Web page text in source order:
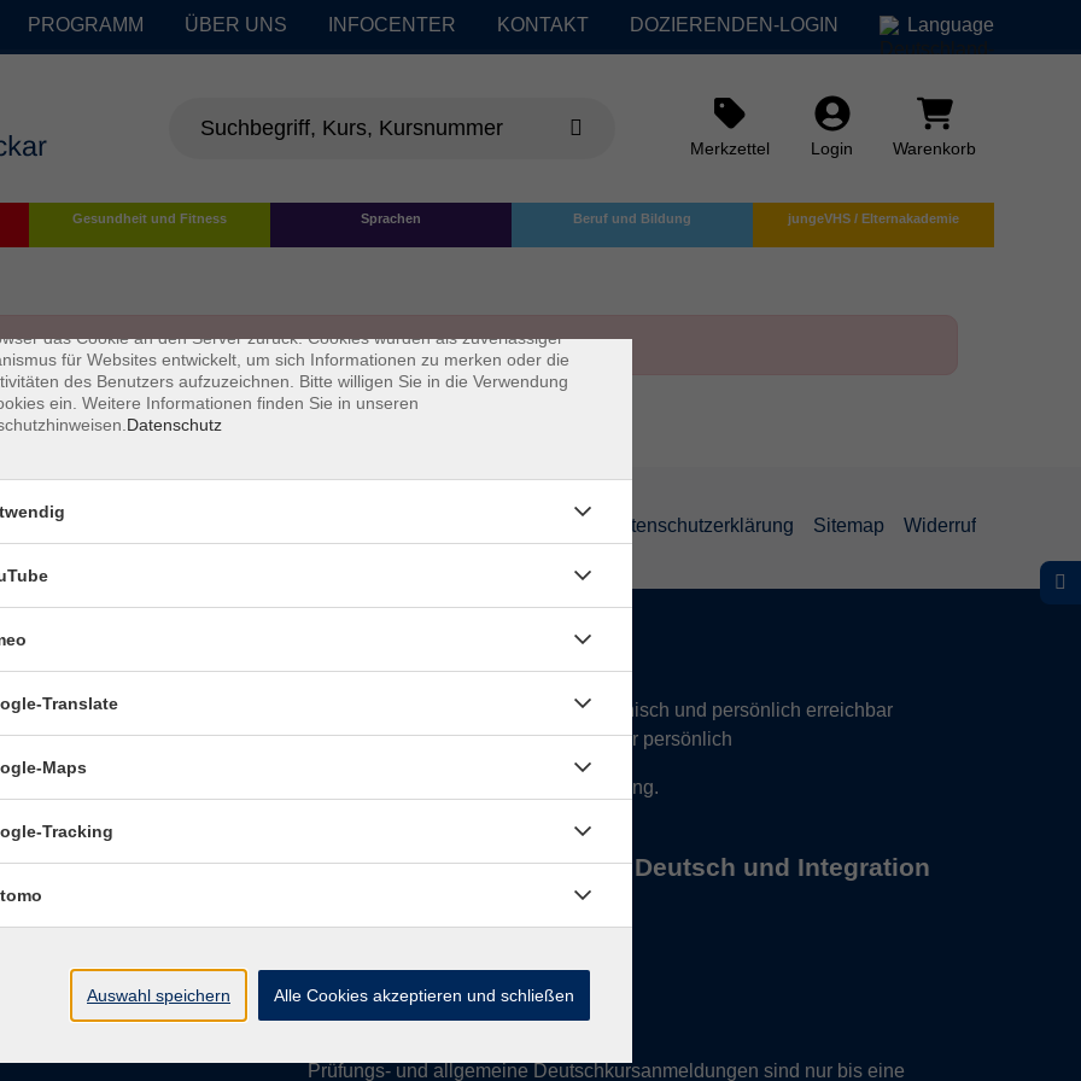
PROGRAMM ÜBER UNS INFOCENTER KONTAKT DOZIERENDEN-LOGIN Language
Merkzettel Login Warenkorb
Gesundheit und Fitness Sprachen Beruf und Bildung jungeVHS / Elternakademie
Datenschutzerklärung Sitemap Widerruf
Öffnungszeiten:
9–12.30 Uhr telefonisch und persönlich erreichbar
Mo–Do nachmittags:13.30–17 Uhr nur persönlich
Termine für Beratung nach Vereinbarung.
Öffnungszeiten des Büros Deutsch und Integration
Mi9-12 Uhr
Do & Frgeschlossen
Prüfungs- und allgemeine Deutschkursanmeldungen sind nur bis eine
sind kleine Datenmengen, die von einer Website gesendet und vom
das Cookie an den Server zurück. Cookies wurden als zuverlässiger
für Websites entwickelt, um sich Informationen zu merken oder die
des Benutzers aufzuzeichnen. Bitte willigen Sie in die Verwendung
ein. Weitere Informationen finden Sie in unseren
Datenschutz
×
Translate
Maps
Tracking
Auswahl speichern Alle Cookies akzeptieren und schließen